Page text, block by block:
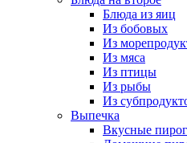
Блюда из яиц
Из бобовых
Из
Из мяса
Из птицы
Из рыбы
Из
Выпечка
Вкусные